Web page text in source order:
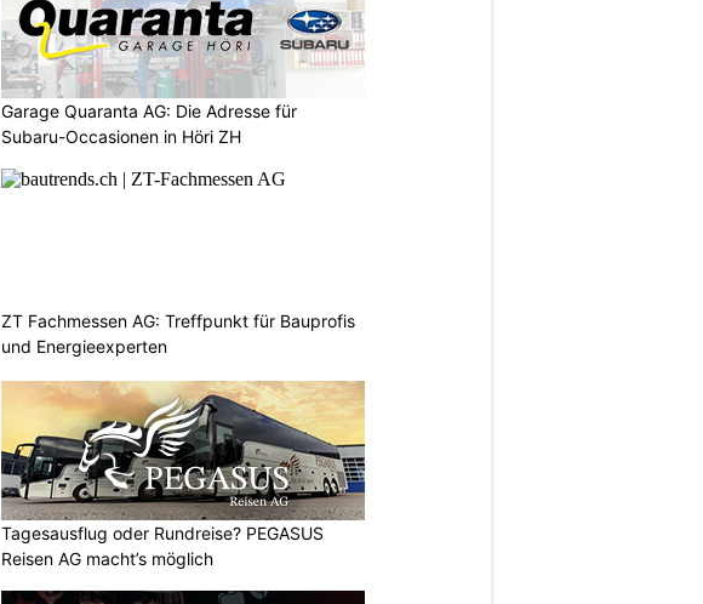
Garage Quaranta AG: Die Adresse für
Subaru-Occasionen in Höri ZH
ZT Fachmessen AG: Treffpunkt für Bauprofis
und Energieexperten
Tagesausflug oder Rundreise? PEGASUS
Reisen AG macht’s möglich